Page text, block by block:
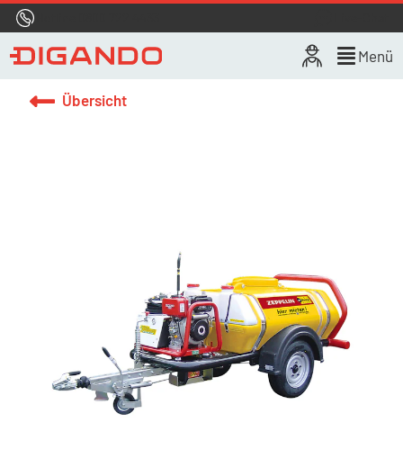
Menü
Übersicht